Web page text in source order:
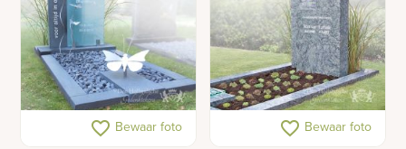
Grafmonument met
vlinders van RVS
favorite_border Bewaar foto
Zacht grijs gedenkteken
met glasdecoraties
favorite_border Bewaar foto